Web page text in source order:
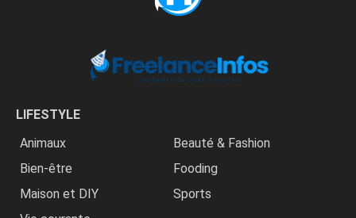
LIFESTYLE
Animaux
Beauté & Fashion
Bien-être
Fooding
Maison et DIY
Sports